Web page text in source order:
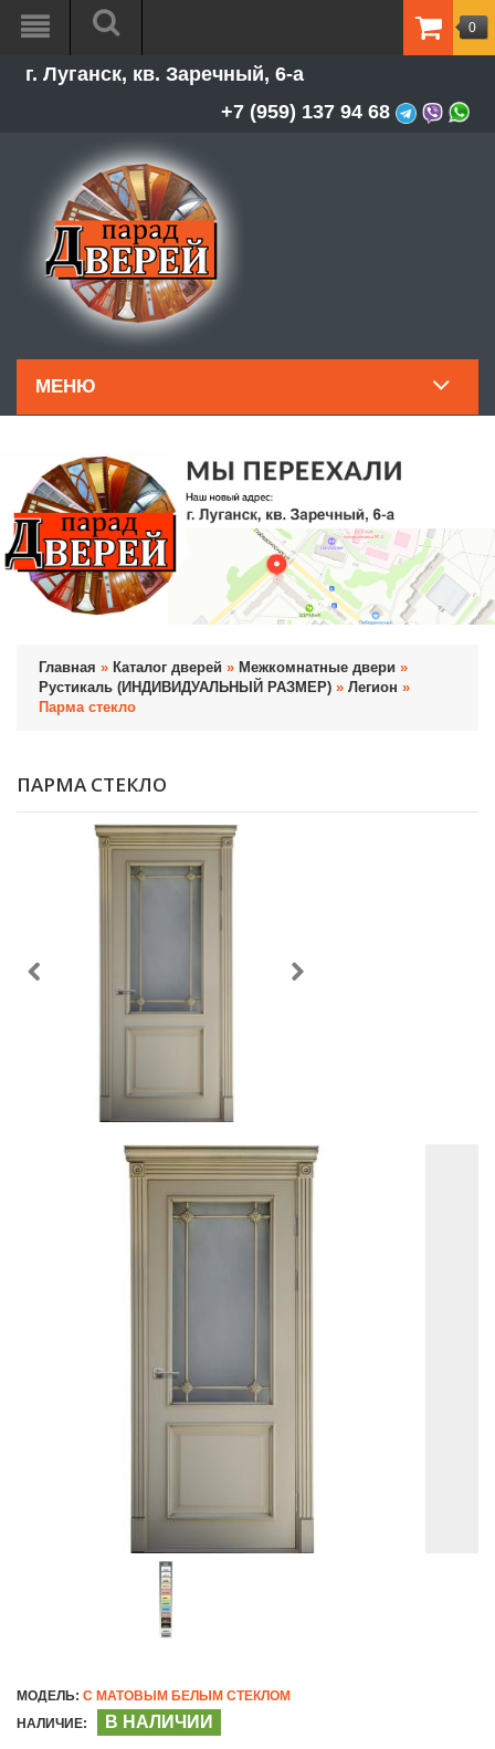
г. Луганск, кв. Заречный, 6-а
+7 (959) 137 94 68
0
МЕНЮ
Главная » Каталог дверей » Межкомнатные двери »
Рустикаль (ИНДИВИДУАЛЬНЫЙ РАЗМЕР) » Легион »
Парма стекло
ПАРМА СТЕКЛО
МОДЕЛЬ: С МАТОВЫМ БЕЛЫМ СТЕКЛОМ
НАЛИЧИЕ:
В НАЛИЧИИ